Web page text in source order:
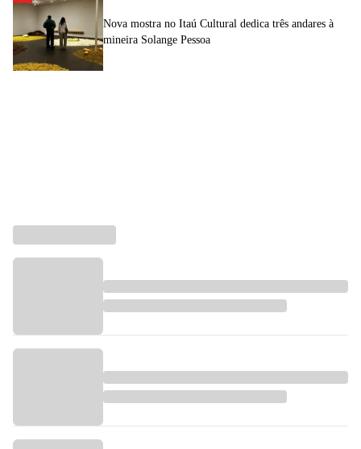
Nova mostra no Itaú Cultural dedica três andares à
mineira Solange Pessoa